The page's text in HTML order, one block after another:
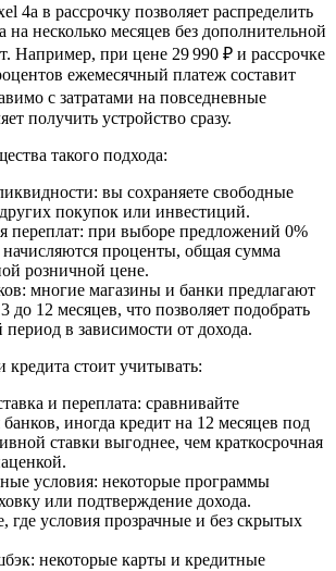
4a в рассрочку позволяет распределить
на несколько месяцев без дополнительной
Например, при цене 29 990 ₽ и рассрочке
ежемесячный платеж составит
с затратами на повседневные
получить устройство сразу.
такого подхода:
вы сохраняете свободные
других покупок или инвестиций.
переплат: при выборе предложений 0%
начисляются проценты, общая сумма
розничной цене.
многие магазины и банки предлагают
до 12 месяцев, что позволяет подобрать
в зависимости от дохода.
стоит учитывать:
и переплата: сравнивайте
иногда кредит на 12 месяцев под
ставки выгоднее, чем краткосрочная
условия: некоторые программы
или подтверждение дохода.
где условия прозрачные и без скрытых
некоторые карты и кредитные